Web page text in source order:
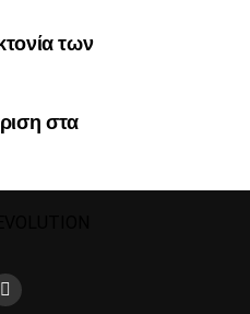
των
στα